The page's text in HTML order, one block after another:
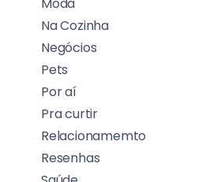
Na Cozinha
Negócios
Pets
Por aí
Pra curtir
Relacionamemto
Resenhas